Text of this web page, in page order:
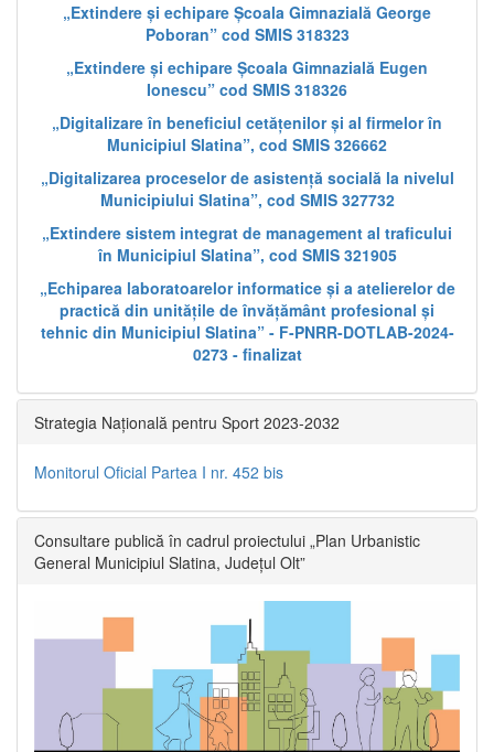
„Extindere și echipare Școala Gimnazială George
Poboran” cod SMIS 318323
„Extindere și echipare Școala Gimnazială Eugen
Ionescu” cod SMIS 318326
„Digitalizare în beneficiul cetățenilor și al firmelor în
Municipiul Slatina”, cod SMIS 326662
„Digitalizarea proceselor de asistență socială la nivelul
Municipiului Slatina”, cod SMIS 327732
„Extindere sistem integrat de management al traficului
în Municipiul Slatina”, cod SMIS 321905
„Echiparea laboratoarelor informatice și a atelierelor de
practică din unitățile de învățământ profesional și
tehnic din Municipiul Slatina” - F-PNRR-DOTLAB-2024-
0273 - finalizat
Strategia Națională pentru Sport 2023-2032
Monitorul Oficial Partea I nr. 452 bis
Consultare publică în cadrul proiectului „Plan Urbanistic
General Municipiul Slatina, Județul Olt”